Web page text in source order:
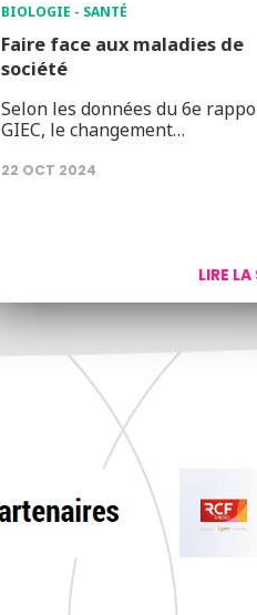
BIOLOGIE - SANTÉ
Faire face aux maladies de
société
Selon les données du 6e
GIEC, le changement…
22 OCT 2024
LIRE